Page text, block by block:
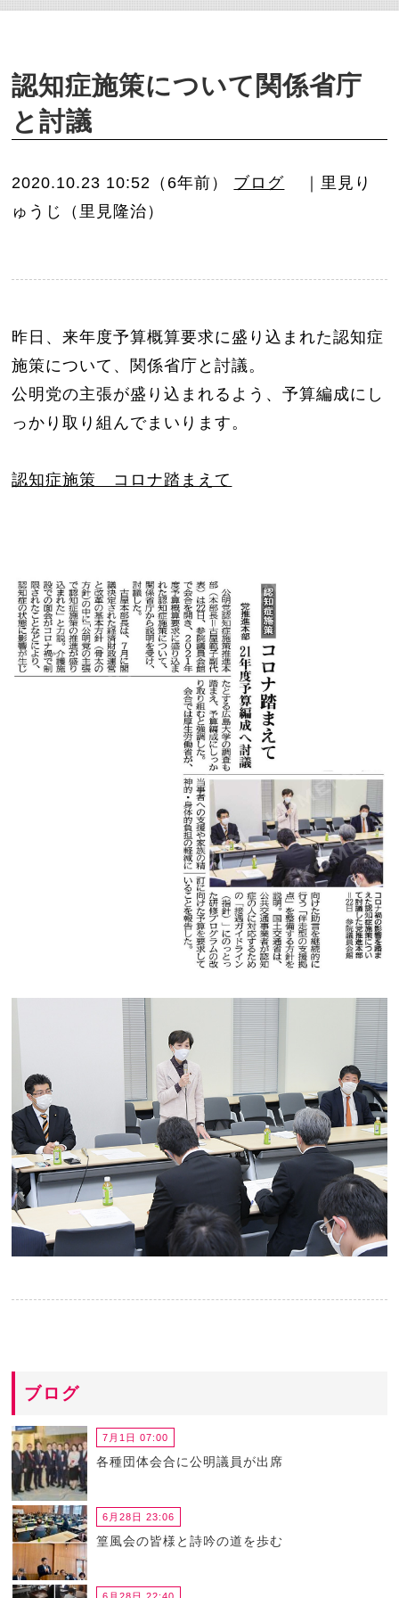
認知症施策について関係省庁
と討議
2020.10.23 10:52（6年前） ブログ
｜里見り
ゅうじ（里見隆治）
昨日、来年度予算概算要求に盛り込まれた認知症
施策について、関係省庁と討議。
公明党の主張が盛り込まれるよう、予算編成にし
っかり取り組んでまいります。
認知症施策 コロナ踏まえて
ブログ
7月1日 07:00
各種団体会合に公明議員が出席
6月28日 23:06
篁風会の皆様と詩吟の道を歩む